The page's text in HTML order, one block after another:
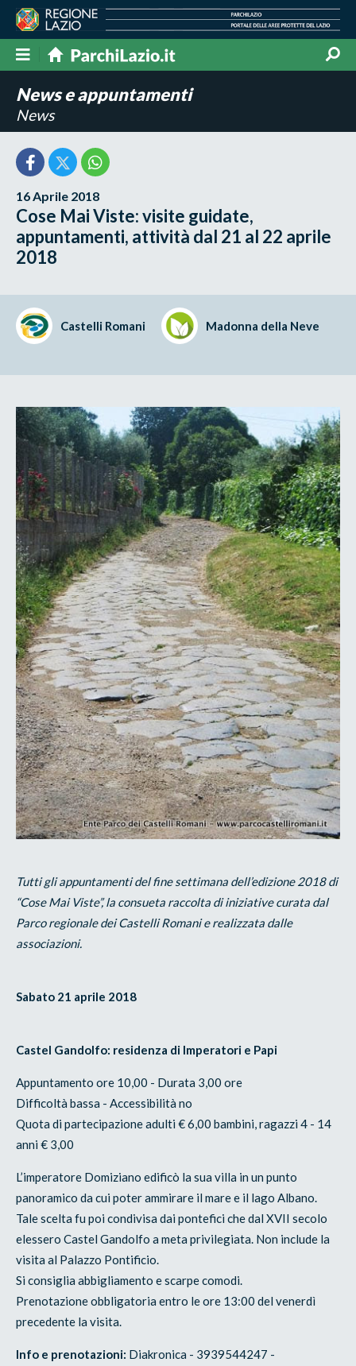
News e appuntamenti
News
16 Aprile 2018
Cose Mai Viste: visite guidate,
appuntamenti, attività dal 21 al 22 aprile
2018
Castelli Romani Madonna della Neve
Tutti gli appuntamenti del fine settimana dell’edizione 2018 di
“Cose Mai Viste”, la consueta raccolta di iniziative curata dal
Parco regionale dei Castelli Romani e realizzata dalle
associazioni.
Sabato 21 aprile 2018
Castel Gandolfo: residenza di Imperatori e Papi
Appuntamento ore 10,00 - Durata 3,00 ore
Difficoltà bassa - Accessibilità no
Quota di partecipazione adulti € 6,00 bambini, ragazzi 4 - 14
anni € 3,00
L’imperatore Domiziano edificò la sua villa in un punto
panoramico da cui poter ammirare il mare e il lago Albano.
Tale scelta fu poi condivisa dai pontefici che dal XVII secolo
elessero Castel Gandolfo a meta privilegiata. Non include la
visita al Palazzo Pontificio.
Si consiglia abbigliamento e scarpe comodi.
Prenotazione obbligatoria entro le ore 13:00 del venerdì
precedente la visita.
Info e prenotazioni: Diakronica - 3939544247 -